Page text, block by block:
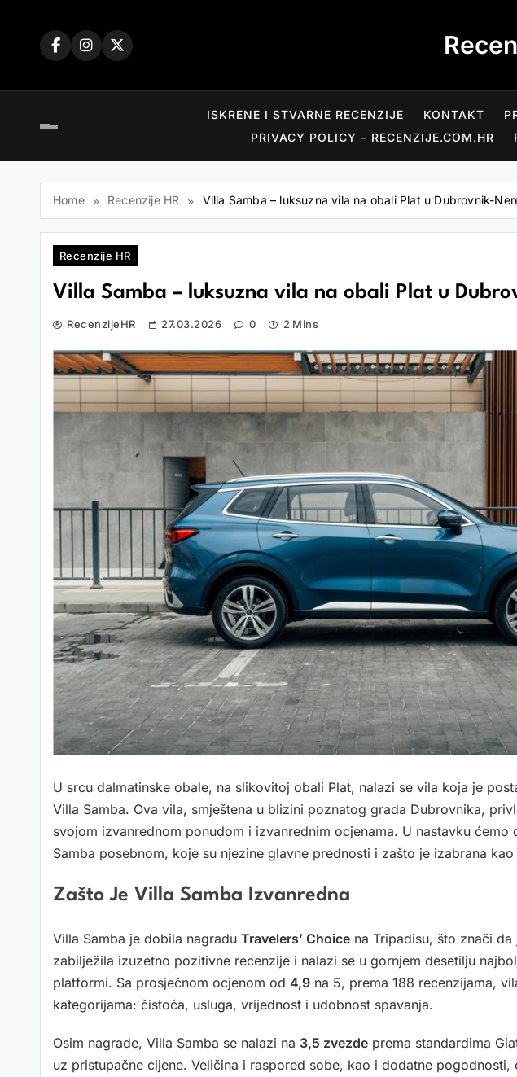
ISKRENE I STVARNE RECENZIJE KONTAKT
PRIVACY POLICY – RECENZIJE.COM.HR
Home Recenzije HR Villa Samba – luksuzna vila na obali Plat u Dubrovnik-
Recenzije HR
Villa Samba – luksuzna vila na obali Plat u
RecenzijeHR 27.03.2026 0 2 Mins
U srcu dalmatinske obale, na slikovitoj obali Plat, nalazi se vila koja je
Villa Samba. Ova vila, smještena u blizini poznatog grada Dubrovnika,
svojom izvanrednom ponudom i izvanrednim ocjenama. U nastavku ćemo
Samba posebnom, koje su njezine glavne prednosti i zašto je izabrana
Zašto Je Villa Samba Izvanredna
Villa Samba je dobila nagradu Travelers’ Choice na Tripadisu, što znači
zabilježila izuzetno pozitivne recenzije i nalazi se u gornjem desetilju
platformi. Sa prosječnom ocjenom od 4,9 na 5, prema 188 recenzijama,
kategorijama: čistoća, usluga, vrijednost i udobnost spavanja.
Osim nagrade, Villa Samba se nalazi na 3,5 zvezde prema standardima
uz pristupačne cijene. Veličina i raspored sobe, kao i dodatne